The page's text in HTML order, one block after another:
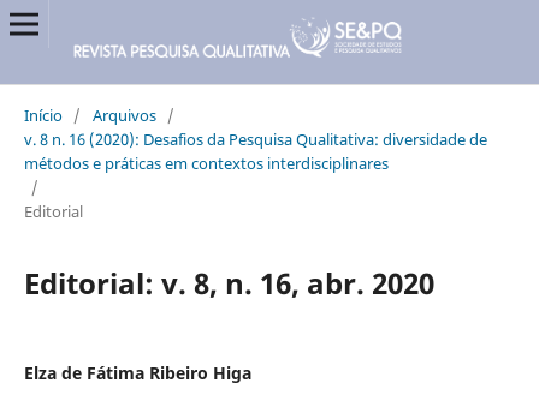
Início / Arquivos /
v. 8 n. 16 (2020): Desafios da Pesquisa Qualitativa: diversidade de
métodos e práticas em contextos interdisciplinares
/
Editorial
Editorial: v. 8, n. 16, abr. 2020
Elza de Fátima Ribeiro Higa